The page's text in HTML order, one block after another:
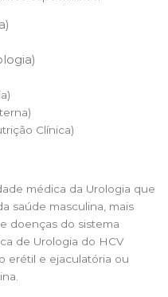
Clínica)
médica da Urologia que
saúde masculina, mais
doenças do sistema
de Urologia do HCV
erétil e ejaculatória ou